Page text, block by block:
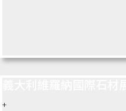
+